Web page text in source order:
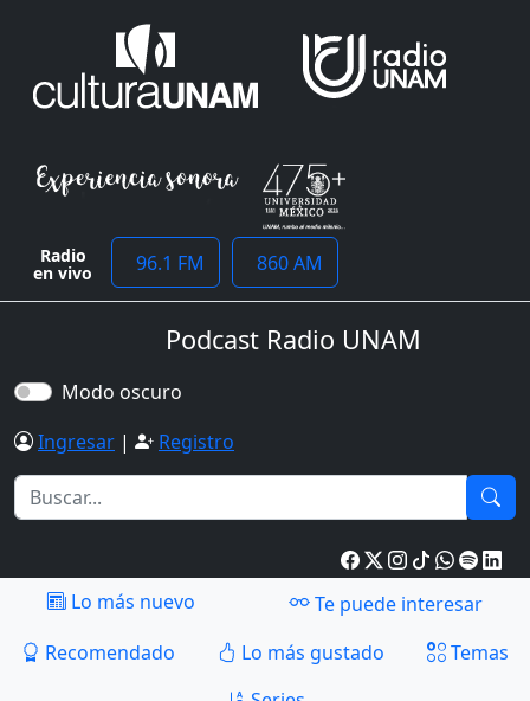
Radio
en vivo 96.1 FM 860 AM
Podcast Radio UNAM
Modo oscuro
Ingresar | Registro
Lo más nuevo
Te puede interesar
Recomendado
Lo más gustado
Temas